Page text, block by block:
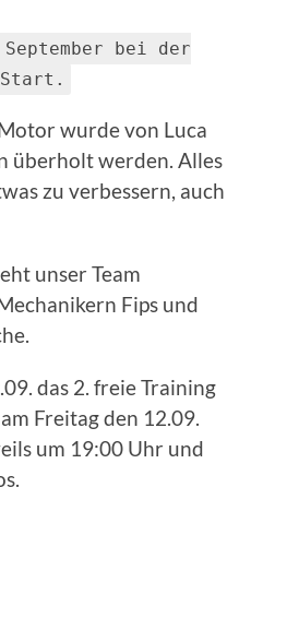
bei der
Start.
wurde von Luca
überholt werden. Alles
zu verbessern, auch
unser Team
Fips und
das 2. freie Training
Freitag den 12.09.
um 19:00 Uhr und